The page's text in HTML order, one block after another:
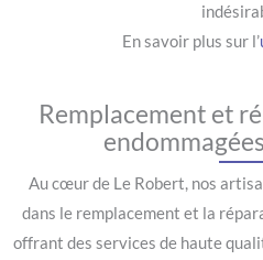
En savoir plus sur l’
Remplacement et
Au cœur de Le Robert, nos
dans le remplacement et la
offrant des services de haute